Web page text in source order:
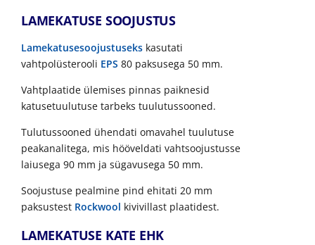
LAMEKATUSE SOOJUSTUS
Lamekatusesoojustuseks kasutati
vahtpolüsterooli EPS 80 paksusega 50 mm.
Vahtplaatide ülemises pinnas paiknesid
katusetuulutuse tarbeks tuulutussooned.
Tulutussooned ühendati omavahel tuulutuse
peakanalitega, mis hööveldati vahtsoojustusse
laiusega 90 mm ja sügavusega 50 mm.
Soojustuse pealmine pind ehitati 20 mm
paksustest Rockwool kivivillast plaatidest.
LAMEKATUSE KATE EHK